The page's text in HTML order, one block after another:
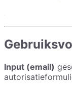
Input (email)